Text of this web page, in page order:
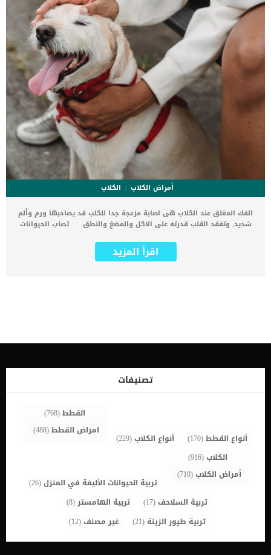
أمراض الكلاب
الكلاب
الفك المغلق عند الكلاب هى اصابة مزعجة جدا للكلب قد يصاحبها ورم وألم
شديد, وتفقد القلب قدرته على الاكل والمضغ والنطق. تصاب الحيوانات
على الفتح ومن ثم قدرته على تناول الطعام والشراب والكثير من
المضاعفات الاخرى. اذا نظرت لكلبك ووجدت انك لم تتمكن من رؤية انيابه
اللعابية عند الكلابألمسيلان اللعابعدم القدرة على فتح وغلق الفمفقدان
الكلاب فى بعض الحالات تكون اصابة الفك المغلق عند الكلب خطيرة
وسريعة التدهور وهناك حالات اخرى متدرجة وفى كل الاحوال تكون
الاسباب واحدة ولكن تختلف استجابة كل كلب عن الآخر. خلل فى مفصل
اقرأ المزيد
تصنيفات
أنواع القطط(170) أنواع الكلاب(229)
القطط(768)
امراض القطط(488)
الكلاب(916)
أمراض الكلاب(710)
تربية الحيوانات الأليفة في المنزل(26)
تربية السلاحف(17) تربية الهامستر(8)
تربية طيور الزينة (21) غير مصنف(12)